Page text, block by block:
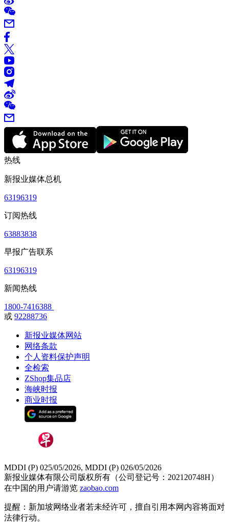
热线
新报业媒体总机
63196319
订阅热线
63883838
早报广告联系
63196319
新闻热线
1800-7416388
或 92288736
新报业媒体网站
网络条款
个人资料保护声明
全检索
ZShop集品店
海峡时报
商业时报
MDDI (P) 025/05/2026, MDDI (P) 026/05/2026
新报业媒体有限公司版权所有（公司登记号：202120748H）
在中国的用户请游览 zaobao.com
提醒：新加坡网络业者若未经许可，擅自引用本网内容将面对
法律行动。